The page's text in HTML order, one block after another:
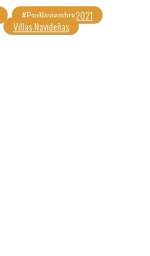
#PauNoviembre2021
Villas Navideñas